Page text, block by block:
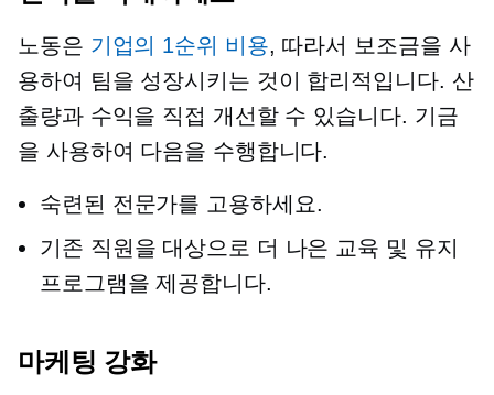
노동은 기업의 1순위 비용, 따라서 보조금을 사
용하여 팀을 성장시키는 것이 합리적입니다. 산
출량과 수익을 직접 개선할 수 있습니다. 기금
을 사용하여 다음을 수행합니다.
숙련된 전문가를 고용하세요.
기존 직원을 대상으로 더 나은 교육 및 유지
프로그램을 제공합니다.
마케팅 강화